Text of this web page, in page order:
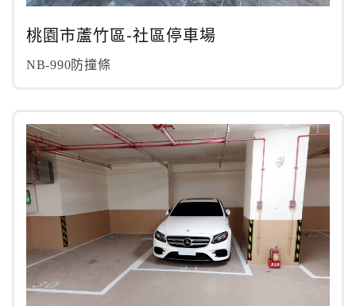
桃園市蘆竹區-社區停車場
NB-990防撞條